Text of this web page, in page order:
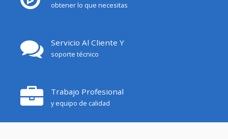
obtener lo que necesitas
Servicio Al Cliente Y
soporte técnico
Trabajo Profesional
y equipo de calidad